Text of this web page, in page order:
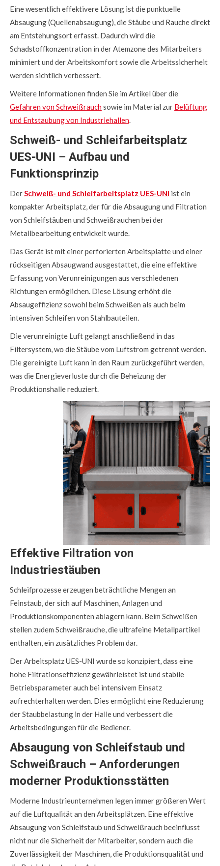
Eine wesentlich effektivere Lösung ist die punktuelle
Absaugung (Quellenabsaugung), die Stäube und Rauche direkt
am Entstehungsort erfasst. Dadurch wird die
Schadstoffkonzentration in der Atemzone des Mitarbeiters
minimiert und der Arbeitskomfort sowie die Arbeitssicherheit
werden sichtlich verbessert.
Weitere Informationen finden Sie im Artikel über die
Gefahren von Schweißrauchsowie im Material zur Belüftung
und Entstaubung von Industriehallen
Schweiß- und Schleifarbeitsplatz
UES-UNI – Aufbau und
Funktionsprinzip
Der Schweiß- und Schleifarbeitsplatz UES-UNI ist ein
kompakter Arbeitsplatz, der für die Absaugung und Filtration
von Schleifstäuben und Schweißrauchen bei der
Metallbearbeitung entwickelt wurde.
Das Gerät ist mit einer perforierten Arbeitsplatte und einer
rückseitigen Absaugwand ausgestattet, die eine effektive
Erfassung von Verunreinigungen aus verschiedenen
Richtungen ermöglichen. Diese Lösung erhöht die
Absaugeffizienz sowohl beim Schweißen als auch beim
intensiven Schleifen von Stahlbauteilen.
Die verunreinigte Luft gelangt anschließend in das
Filtersystem, wo die Stäube vom Luftstrom getrennt werden.
Die gereinigte Luft kann in den Raum zurückgeführt werden,
was die Energieverluste durch die Beheizung der
Produktionshalle reduziert.
Effektive Filtration von
Industriestäuben
Schleifprozesse erzeugen beträchtliche Mengen an
Feinstaub, der sich auf Maschinen, Anlagen und
Produktionskomponenten ablagern kann. Beim Schweißen
stellen zudem Schweißrauche, die ultrafeine Metallpartikel
enthalten, ein zusätzliches Problem dar.
Der Arbeitsplatz UES-UNI wurde so konzipiert, dass eine
hohe Filtrationseffizienz gewährleistet ist und stabile
Betriebsparameter auch bei intensivem Einsatz
aufrechterhalten werden. Dies ermöglicht eine Reduzierung
der Staubbelastung in der Halle und verbessert die
Arbeitsbedingungen für die Bediener.
Absaugung von Schleifstaub und
Schweißrauch – Anforderungen
moderner Produktionsstätten
Moderne Industrieunternehmen legen immer größeren Wert
auf die Luftqualität an den Arbeitsplätzen. Eine effektive
Absaugung von Schleifstaub und Schweißrauch beeinflusst
nicht nur die Sicherheit der Mitarbeiter, sondern auch die
Zuverlässigkeit der Maschinen, die Produktionsqualität und